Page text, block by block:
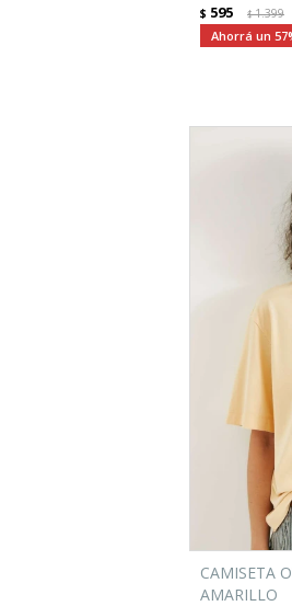
$ 595 $1.399
57
CAMISETA
AMARILLO